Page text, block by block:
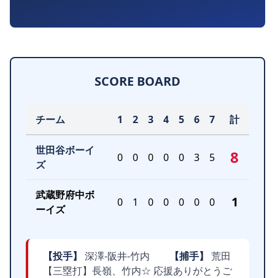
SCORE BOARD
チーム 1 2 3 4 5 6 7 計
世田谷ボーイ
ズ
0 0 0 0 0 3 5 8
武蔵野府中ボ
ーイズ
0 1 0 0 0 0 0 1
【投手】 深澤-阪井-竹内 【捕手】
荒田
【三塁打】長嶺、竹内☆ 応援ありがとうご